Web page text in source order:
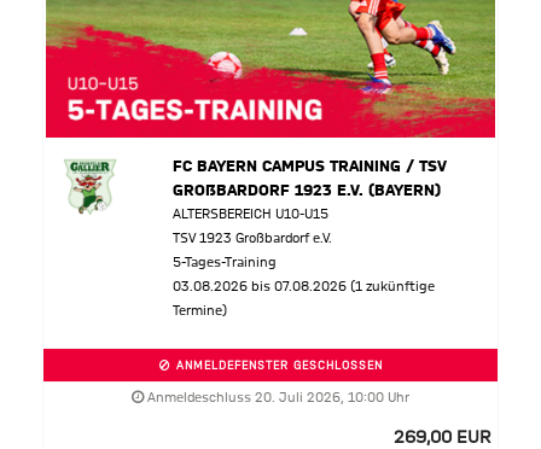
FC BAYERN CAMPUS TRAINING / TSV
GROßBARDORF 1923 E.V. (BAYERN)
ALTERSBEREICH U10-U15
TSV 1923 Großbardorf e.V.
5-Tages-Training
03.08.2026 bis 07.08.2026 (1 zukünftige
Termine)
ANMELDEFENSTER GESCHLOSSEN
Anmeldeschluss 20. Juli 2026, 10:00 Uhr
269,00 EUR